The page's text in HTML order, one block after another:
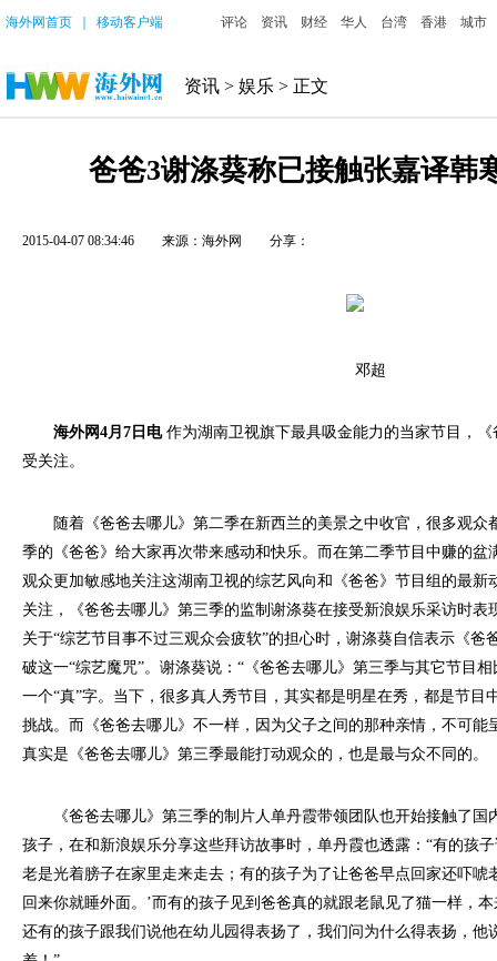
海外网首页 移动客户端 评论 资讯 财经 华人 台湾 香港 城市
资讯 > 娱乐 > 正文
爸爸3谢涤葵称已接触张嘉译韩
2015-04-07 08:34:46 来源：海外网 分享：
邓超
海外网4月7日电作为湖南卫视旗下最具吸金能力的当家节目，
受关注。
随着《爸爸去哪儿》第二季在新西兰的美景之中收官，很多观众
季的《爸爸》给大家再次带来感动和快乐。而在第二季节目中赚的盆
观众更加敏感地关注这湖南卫视的综艺风向和《爸爸》节目组的最新
关注，《爸爸去哪儿》第三季的监制谢涤葵在接受新浪娱乐采访时表
关于“综艺节目事不过三观众会疲软”的担心时，谢涤葵自信表示《爸
破这一“综艺魔咒”。谢涤葵说：“《爸爸去哪儿》第三季与其它节目
一个“真”字。当下，很多真人秀节目，其实都是明星在秀，都是节目
挑战。而《爸爸去哪儿》不一样，因为父子之间的那种亲情，不可能
真实是《爸爸去哪儿》第三季最能打动观众的，也是最与众不同的。
《爸爸去哪儿》第三季的制片人单丹霞带领团队也开始接触了国
孩子，在和新浪娱乐分享这些拜访故事时，单丹霞也透露：“有的孩
老是光着膀子在家里走来走去；有的孩子为了让爸爸早点回家还吓唬
回来你就睡外面。’而有的孩子见到爸爸真的就跟老鼠见了猫一样，
还有的孩子跟我们说他在幼儿园得表扬了，我们问为什么得表扬，他